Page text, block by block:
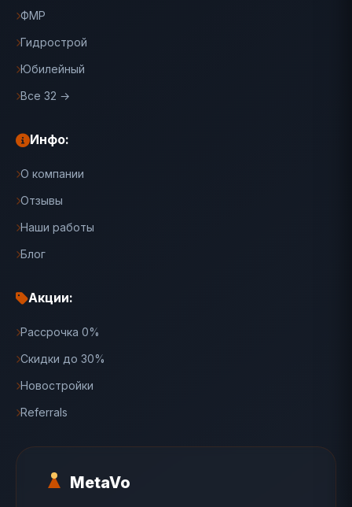
MetaVo
ФМР
Гидрострой
Юбилейный
Все 32 →
Инфо:
О компании
Отзывы
Наши работы
Блог
Акции:
Рассрочка 0%
Скидки до 30%
Новостройки
Referrals